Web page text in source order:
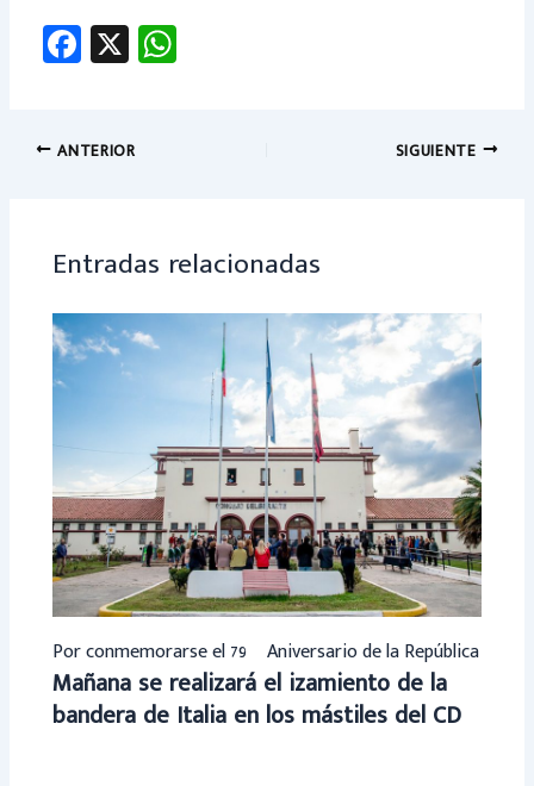
Fa
ce
o
X
ANTERIOR SIGUIENTE
Entradas relacionadas
Por conmemorarse el 79º Aniversario de la República
Mañana se realizará el izamiento de la
bandera de Italia en los mástiles del CD